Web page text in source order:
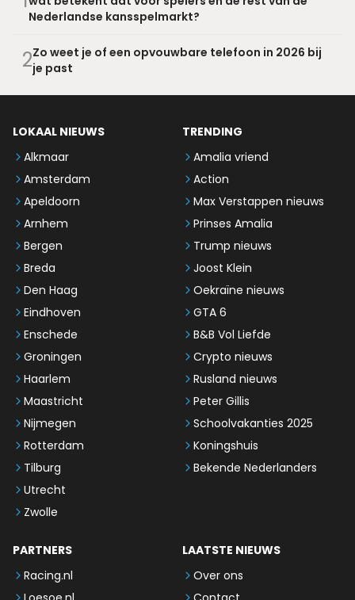
Nederlandse kansspelmarkt?
2Zo weet je of een opvouwbare telefoon in 2026 bij
je past
LOKAAL NIEUWS
Alkmaar
Amsterdam
Apeldoorn
Arnhem
Bergen
Breda
Den Haag
Eindhoven
Enschede
Groningen
Haarlem
Maastricht
Nijmegen
Rotterdam
Tilburg
Utrecht
Zwolle
TRENDING
Amalia vriend
Action
Max Verstappen nieuws
Prinses Amalia
Trump nieuws
Joost Klein
Oekraïne nieuws
GTA 6
B&B Vol Liefde
Crypto nieuws
Rusland nieuws
Peter Gillis
Schoolvakanties 2025
Koningshuis
Bekende Nederlanders
PARTNERS
Racing.nl
LAATSTE NIEUWS
Over ons